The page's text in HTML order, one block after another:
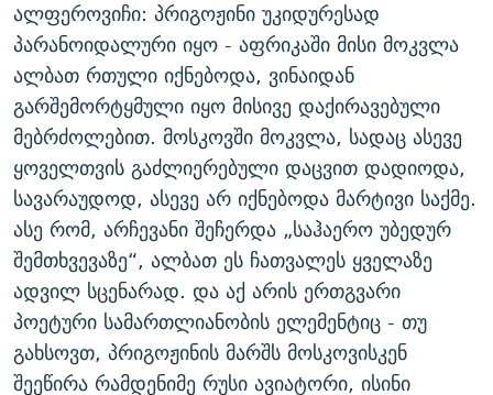
ალფეროვიჩი: პრიგოჟინი უკიდურესად
პარანოიდალური იყო - აფრიკაში მისი მოკვლა
ალბათ რთული იქნებოდა, ვინაიდან
გარშემორტყმული იყო მისივე დაქირავებული
მებრძოლებით. მოსკოვში მოკვლა, სადაც ასევე
ყოველთვის გაძლიერებული დაცვით დადიოდა,
სავარაუდოდ, ასევე არ იქნებოდა მარტივი საქმე.
ასე რომ, არჩევანი შეჩერდა „საჰაერო უბედურ
შემთხვევაზე“, ალბათ ეს ჩათვალეს ყველაზე
ადვილ სცენარად. და აქ არის ერთგვარი
პოეტური სამართლიანობის ელემენტიც - თუ
გახსოვთ, პრიგოჟინის მარშს მოსკოვისკენ
შეეწირა რამდენიმე რუსი ავიატორი, ისინი